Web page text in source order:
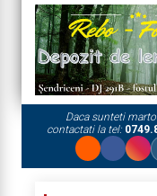
Daca sunteti
contactati la tel: